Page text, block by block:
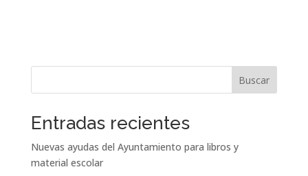
Buscar
Entradas recientes
Nuevas ayudas del Ayuntamiento para libros y
material escolar